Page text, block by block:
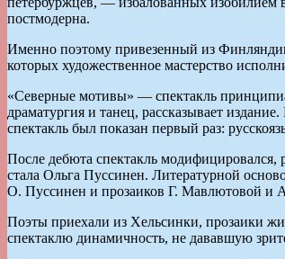
постмодерна.
Именно поэтому привезенный из
которых художественное мастерство
«Северные мотивы» — спектакль
драматургия и танец, рассказывает
спектакль был показан первый раз:
После дебюта спектакль модифицировался,
стала Ольга Пуссинен. Литературной
О. Пуссинен и прозаиков Г. Мавлютовой и
Поэты приехали из Хельсинки, прозаики
спектаклю динамичность, не дававшую